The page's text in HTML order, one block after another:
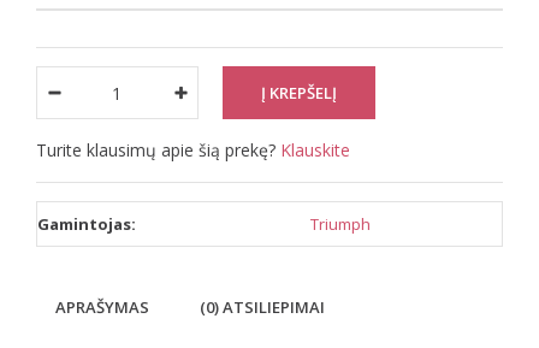
Turite klausimų apie šią prekę? Klauskite
Gamintojas: Triumph
APRAŠYMAS (0) ATSILIEPIMAI